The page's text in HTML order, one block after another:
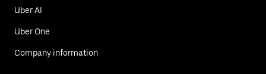
Uber AI
Uber One
Company information